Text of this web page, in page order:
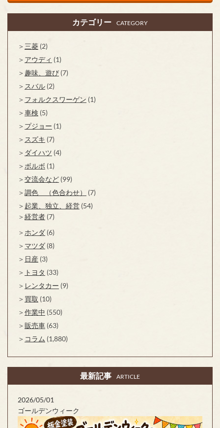
カテゴリー CATEGORY
三菱 (2)
アウディ (1)
趣味、遊び (7)
スバル (2)
フォルクスワーゲン (1)
車検 (5)
プジョー (1)
スズキ (7)
ダイハツ (4)
ボルボ (1)
交流会など (99)
調色 （色合わせ）
(7)
起業、独立、経営 (54)
経営者 (7)
ホンダ (6)
マツダ (8)
日産 (3)
トヨタ (33)
レンタカー (9)
買取 (10)
作業中 (550)
販売車 (63)
コラム (1,880)
最新記事 ARTICLE
2026/05/01
ゴールデンウィーク